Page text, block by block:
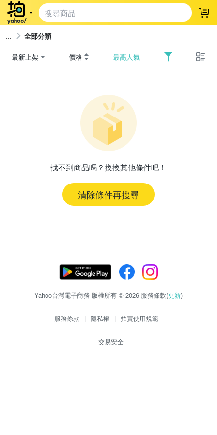
登
全部分類
最新上架 價格 最高人氣
找不到商品嗎？換換其他條件吧！
清除條件再搜尋
Yahoo台灣電子商務 版權所有 © 2026 服務條款(更新)
服務條款 | 隱私權 | 拍賣使用規範
交易安全